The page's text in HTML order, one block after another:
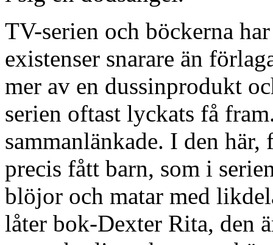
TV-serien och böckerna
existenser snarare än
mer av en dussinprodukt
serien oftast lyckats få
sammanlänkade. I den
precis fått barn, som i
blöjor och matar med
låter bok-Dexter Rita, den